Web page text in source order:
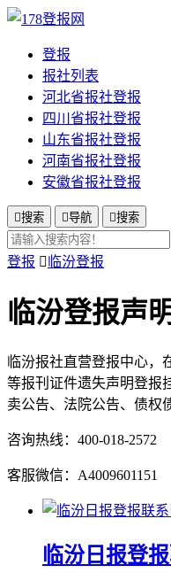
登报
报社列表
河北省报社登报
四川省报社登报
山东省报社登报
河南省报社登报
安徽省报社登报
搜索 导航 搜索
登报  临汾登报
临汾登报声
临汾报社直营登报中心，
等报刊证件遗失声明登报
卖公告、法院公告、债权
咨询热线：400-018-2572
客服微信：A4009601151
临汾日报登